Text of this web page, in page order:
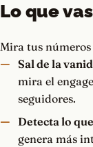
Lo que
Mira tus números
Sal de la
mira el
seguidores.
Detecta lo
genera más